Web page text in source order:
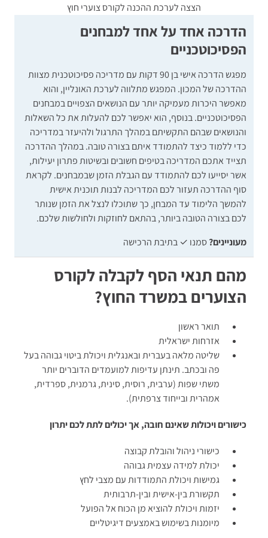
הצצה לערכת ההכנה לקורס צוערי חוץ
הדרכה אחד על אחד למבחנים
הפסיכוטכניים
מפגש הדרכה אישי בן 90 דקות עם מדריכה פסיכוטכנית מצוות
ההדרכה של המכון. המפגש מתלווה לערכת האונליין, והוא
מאפשר היכרות מעמיקה יותר עם הנושאים הצפויים במבחנים
הפסיכוטכניים. בנוסף, הוא יאפשר לכם להעלות את כל השאלות
והנושאים שבהם התקשיתם במהלך התרגול ולהיעזר במדריכה
כדי ללמוד כיצד להתמודד איתם בצורה טובה. במהלך ההדרכה
תצייד אתכם המדריכה בטיפים חשובים ובשיטות פתרון יעילות,
אשר יסייעו לכם להתמודד עם הגבלת הזמן שבמבחנים. לקראת
סוף ההדרכה תעזור לכם המדריכה לבנות תוכנית אישית
להמשך הלימוד עד המבחן, כך שתוכלו לנצל את הזמן שנותר
לכם בצורה הטובה ביותר, בהתאם לחוזקות ולחולשות שלכם.
מעוניינים?סמנו ✓ בתיבת הרכישה
מהם תנאי הסף לקבלה לקורס
הצוערים במשרד החוץ?
תואר ראשון
אזרחות ישראלית
שליטה מלאה בעברית ובאנגלית ויכולת ביטוי גבוהה בעל
פה ובכתב. תינתן עדיפות למועמדים הדוברים יותר
משתי שפות (ערבית, רוסית, סינית, גרמנית, ספרדית,
אמהרית ובייחוד צרפתית).
כישורים ויכולות שאינם חובה, אך יכולים לתת לכם יתרון
כישורי ניהול והובלת קבוצה
יכולת למידה עצמית גבוהה
גמישות ויכולת התמודדות עם מצבי לחץ
תקשורת בין-אישית ובין-תרבותית
יזמות ויכולת להוציא מן הכוח אל הפועל
מיומנות בשימוש באמצעים דיגיטליים